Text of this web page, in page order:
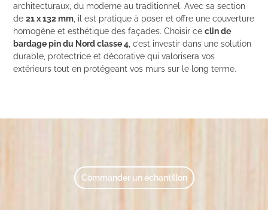
architecturaux, du moderne au traditionnel. Avec sa section
de21 x 132 mm , il est pratique à poser et offre une couverture
homogène et esthétique des façades. Choisir ceclin de
bardage pin du Nord classe 4 , c’est investir dans une solution
durable, protectrice et décorative qui valorisera vos
extérieurs tout en protégeant vos murs sur le long terme.
Commander un échantillon